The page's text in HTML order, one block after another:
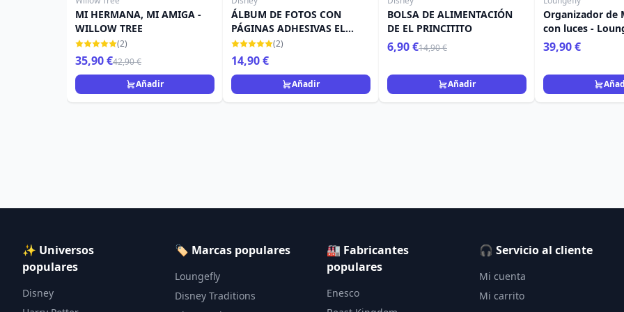
MI HERMANA, MI AMIGA -
WILLOW TREE
(2)
35,90 €42,90 €
Añadir
ÁLBUM DE FOTOS CON
PÁGINAS ADHESIVAS EL
PRINCIPETI
(2)
14,90 €
Añadir
BOLSA DE ALIMENTACIÓN
DE EL PRINCITITO
6,90 €14,90 €
Añadir
Organizador de
con luces -
39,90 €
✨ Universos
populares
Disney
🏷️ Marcas populares
Loungefly
Disney Traditions
🏭 Fabricantes
populares
Enesco
🎧 Servicio al cliente
Mi cuenta
Mi carrito